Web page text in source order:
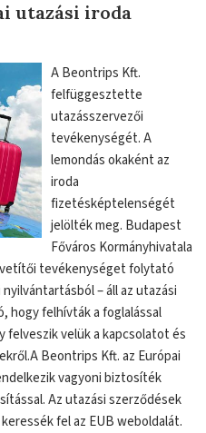
utazási iroda
A Beontrips Kft.
felfüggesztette
utazásszervezői
tevékenységét. A
lemondás okaként az
iroda
fizetésképtelenségét
jelölték meg. Budapest
Főváros Kormányhivatala
tevékenységet folytató
– áll az utazási
hogy felhívták a foglalással
velük a kapcsolatot és
Beontrips Kft. az Európai
vagyoni biztosíték
Az utazási szerződések
fel az EUB weboldalát.